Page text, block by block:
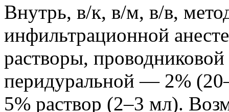
Внутрь, в/к, в/м, в/в,
инфильтрационной
растворы,
перидуральной — 2%
5% раствор (2–3 мл).